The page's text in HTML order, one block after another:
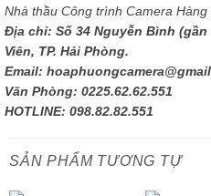
Nhà thầu Công trình Camera
Địa chỉ: Số 34 Nguyễn Bình
Viên, TP. Hải Phòng.
Email:
Văn Phòng: 0225.62.62.551
HOTLINE: 098.82.82.551
SẢN PHẨM TƯƠNG TỰ